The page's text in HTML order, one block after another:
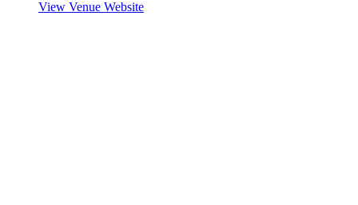
View Venue Website